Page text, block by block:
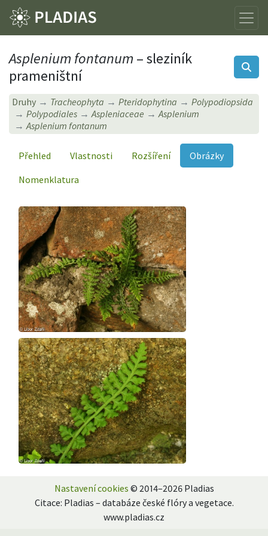
Asplenium fontanum – sleziník
prameništní
Druhy Tracheophyta Pteridophytina
Polypodiopsida
Polypodiales
Aspleniaceae
Asplenium
Asplenium fontanum
Přehled Vlastnosti Rozšíření
Obrázky
Nomenklatura
Nastavení cookies © 2014–2026 Pladias
Citace: Pladias – databáze české flóry a vegetace.
www.pladias.cz